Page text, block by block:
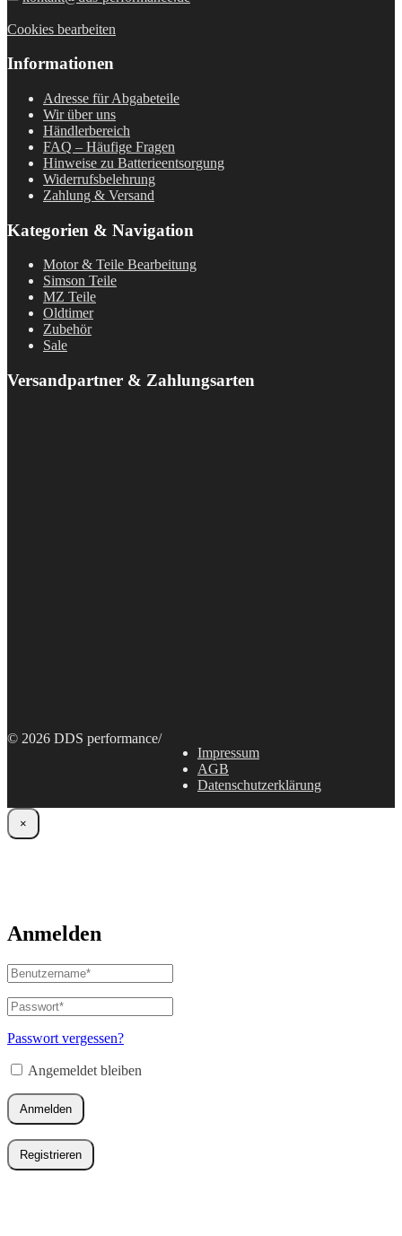
Cookies bearbeiten
Informationen
Adresse für Abgabeteile
Wir über uns
Händlerbereich
FAQ – Häufige Fragen
Hinweise zu Batterieentsorgung
Widerrufsbelehrung
Zahlung & Versand
Kategorien & Navigation
Motor & Teile Bearbeitung
Simson Teile
MZ Teile
Oldtimer
Zubehör
Sale
Versandpartner & Zahlungsarten
© 2026 DDS performance/
Impressum
AGB
Datenschutzerklärung
×
Anmelden
Benutzername
oder
E-
Mail-
Adresse*
Passwort*
Erforderlich
Passwort vergessen?
Angemeldet bleiben
Anmelden
Registrieren